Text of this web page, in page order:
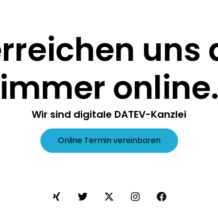
uns
online.
Wir sind digitale DATEV-Kanzlei
Online Termin vereinbaren